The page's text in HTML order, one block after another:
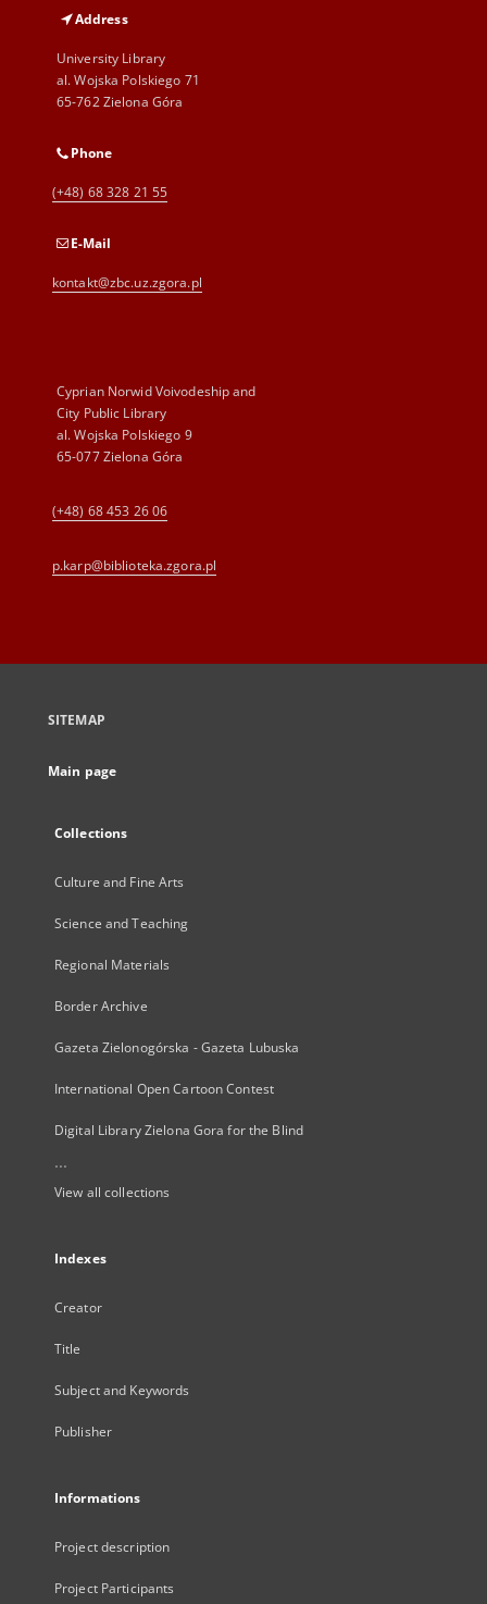
Address
University Library
al. Wojska Polskiego 71
65-762 Zielona Góra
Phone
(+48) 68 328 21 55
E-Mail
kontakt@zbc.uz.zgora.pl
Cyprian Norwid Voivodeship and
City Public Library
al. Wojska Polskiego 9
65-077 Zielona Góra
(+48) 68 453 26 06
p.karp@biblioteka.zgora.pl
SITEMAP
Main page
Collections
Culture and Fine Arts
Science and Teaching
Regional Materials
Border Archive
Gazeta Zielonogórska - Gazeta Lubuska
International Open Cartoon Contest
Digital Library Zielona Gora for the Blind
...
View all collections
Indexes
Creator
Title
Subject and Keywords
Publisher
Informations
Project description
Project Participants